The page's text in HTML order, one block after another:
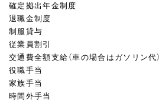
確定拠出年金制度
退職金制度
制服貸与
従業員割引
交通費全額支給（車の場合はガソリン代）
役職手当
家族手当
時間外手当